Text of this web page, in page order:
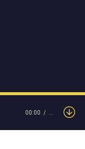
00:00 …